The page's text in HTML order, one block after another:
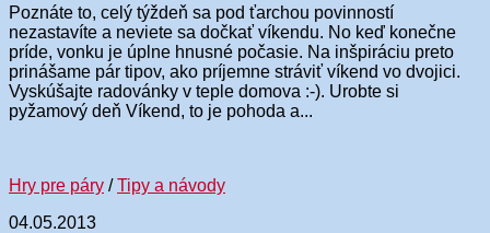
Poznáte to, celý týždeň sa pod ťarchou povinností
nezastavíte a neviete sa dočkať víkendu. No keď konečne
príde, vonku je úplne hnusné počasie. Na inšpiráciu preto
prinášame pár tipov, ako príjemne stráviť víkend vo dvojici.
Vyskúšajte radovánky v teple domova :-). Urobte si
pyžamový deň Víkend, to je pohoda a...
Hry pre páry /Tipy a návody
04.05.2013